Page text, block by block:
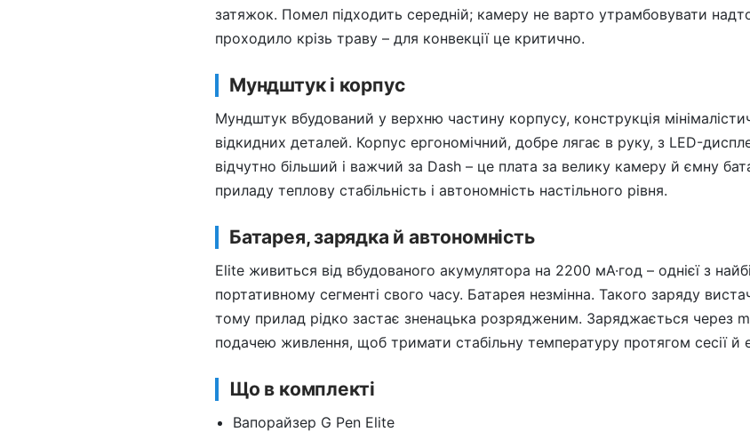
затяжок. Помел підходить середній; камеру не варто утрамбовувати
проходило крізь траву – для конвекції це критично.
Мундштук і корпус
Мундштук вбудований у верхню частину корпусу, конструкція
відкидних деталей. Корпус ергономічний, добре лягає в руку, з LED-
відчутно більший і важчий за Dash – це плата за велику камеру й ємну
приладу теплову стабільність і автономність настільного рівня.
Батарея, зарядка й автономність
Elite живиться від вбудованого акумулятора на 2200 мА·год – однієї з
портативному сегменті свого часу. Батарея незмінна. Такого заряду
тому прилад рідко застає зненацька розрядженим. Заряджається через
подачею живлення, щоб тримати стабільну температуру протягом сесії
Що в комплекті
Вапорайзер G Pen Elite